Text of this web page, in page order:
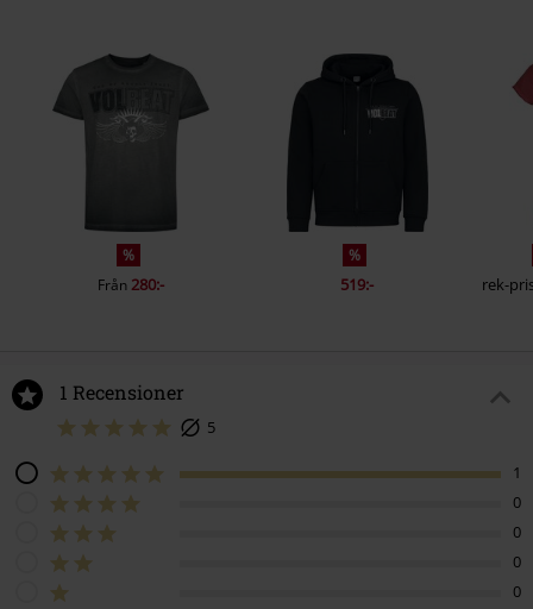
%
Från 280:-
%
519:- rek-
1 Recensioner
5
1
0
0
0
0